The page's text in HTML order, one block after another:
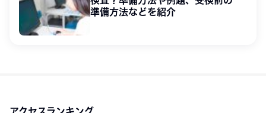
準備方法などを紹介